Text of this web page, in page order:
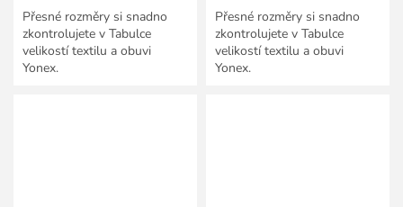
Přesné rozměry si snadno
zkontrolujete v Tabulce
velikostí textilu a obuvi
Yonex.
Přesné rozměry si snadno
zkontrolujete v Tabulce
velikostí textilu a obuvi
Yonex.